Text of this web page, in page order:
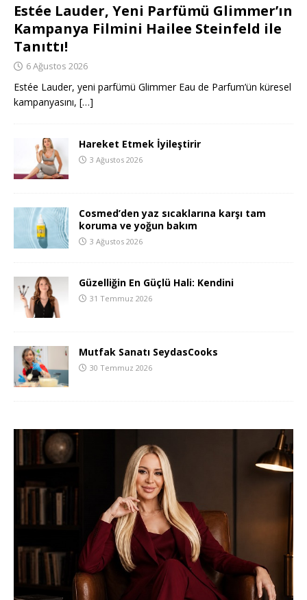
Estée Lauder, Yeni Parfümü Glimmer’ın
Kampanya Filmini Hailee Steinfeld ile
Tanıttı!
6 Ağustos 2026
Estée Lauder, yeni parfümü Glimmer Eau de Parfum’ün küresel
kampanyasını, […]
Hareket Etmek İyileştirir
3 Ağustos 2026
Cosmed’den yaz sıcaklarına karşı tam
koruma ve yoğun bakım
3 Ağustos 2026
Güzelliğin En Güçlü Hali: Kendini
31 Temmuz 2026
Mutfak Sanatı SeydasCooks
30 Temmuz 2026